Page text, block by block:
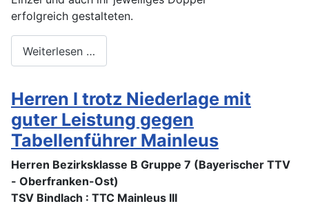
erfolgreich gestalteten.
Weiterlesen …
Herren I trotz Niederlage mit
guter Leistung gegen
Tabellenführer Mainleus
Herren Bezirksklasse B Gruppe 7 (Bayerischer TTV
- Oberfranken-Ost)
TSV Bindlach : TTC Mainleus III